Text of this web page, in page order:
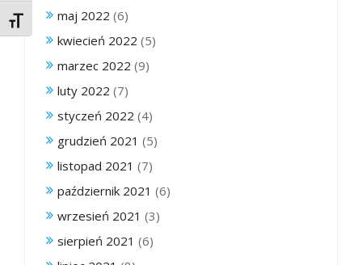
Toggle Font size
maj 2022 (6)
kwiecień 2022 (5)
marzec 2022 (9)
luty 2022 (7)
styczeń 2022 (4)
grudzień 2021 (5)
listopad 2021 (7)
październik 2021 (6)
wrzesień 2021 (3)
sierpień 2021 (6)